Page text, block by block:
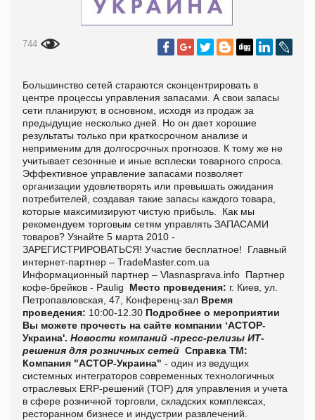
744
Большинство сетей стараются сконцентрировать в
центре процессы управления запасами. А свои запасы
сети планируют, в основном, исходя из продаж за
предыдущие несколько дней. Но он дает хорошие
результаты только при краткосрочном анализе и
неприменим для долгосрочных прогнозов. К тому же не
учитывает сезонные и иные всплески товарного спроса.
Эффективное управление запасами позволяет
организации удовлетворять или превышать ожидания
потребителей, создавая такие запасы каждого товара,
которые максимизируют чистую прибыль. Как мы
рекомендуем торговым сетям управлять ЗАПАСАМИ
товаров? Узнайте 5 марта 2010 -
ЗАРЕГИСТРИРОВАТЬСЯ! Участие бесплатное! Главный
интернет-партнер – TradeMaster.com.ua
Информационный партнер – Vlasnasprava.info Партнер
кофе-брейков - Paulig Место проведения: г. Киев, ул.
Петропавловская, 47, Конференц-зал Время
проведения: 10:00-12.30 Подробнее о мероприятии
Вы можете прочесть на сайте компании ‘АСТОР-
Украина'. Новости компаний -пресс-релизы ИТ-
решения для розничных сетей Справка ТМ:
Компания "АСТОР-Украина" - один из ведущих
системных интеграторов современных технологичных
отраслевых ERP-решений (ТОР) для управления и учета
в сфере розничной торговли, складских комплексах,
ресторанном бизнесе и индустрии развлечений.